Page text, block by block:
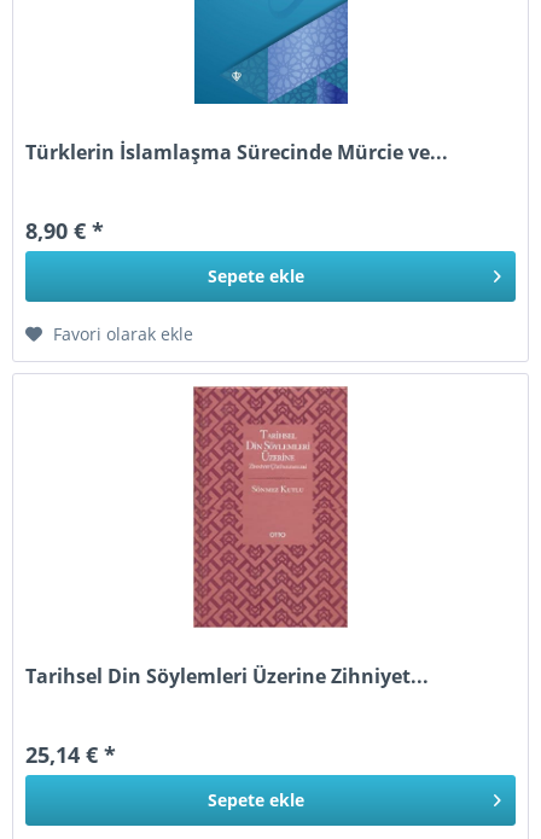
Türklerin İslamlaşma Sürecinde Mürcie ve...
8,90 € *
Sepete ekle
Favori olarak ekle
Tarihsel Din Söylemleri Üzerine Zihniyet...
25,14 € *
Sepete ekle